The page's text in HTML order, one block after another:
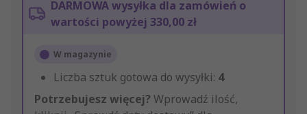
DARMOWA wysyłka dla zamówień o
wartości powyżej 330,00 zł
W magazynie
Liczba sztuk gotowa do wysyłki: 4
Potrzebujesz więcej? Wprowadź ilość,